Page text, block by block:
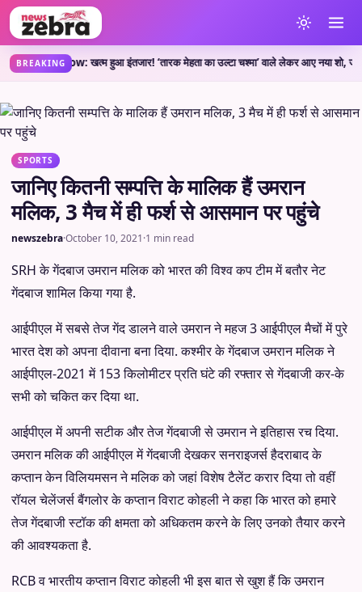
BREAKING
New Show: खत्म हुआ इंतजार! ‘तारक मेहता का उल्टा चश्मा’ वाले लेकर आए नया शो, जानें
SPORTS
जानिए कितनी सम्पत्ति के मालिक हैं उमरान
मलिक, 3 मैच में ही फर्श से आसमान पर पहुंचे
newszebra·October 10, 2021·1 min read
SRH के गेंदबाज उमरान मलिक को भारत की विश्व कप टीम में बतौर नेट
गेंदबाज शामिल किया गया है.
आईपीएल में सबसे तेज गेंद डालने वाले उमरान ने महज 3 आईपीएल मैचों में पुरे
भारत देश को अपना दीवाना बना दिया. कश्मीर के गेंदबाज उमरान मलिक ने
आईपीएल-2021 में 153 किलोमीटर प्रति घंटे की रफ्तार से गेंदबाजी कर-के
सभी को चकित कर दिया था.
आईपीएल में अपनी सटीक और तेज गेंदबाजी से उमरान ने इतिहास रच दिया.
उमरान मलिक की आईपीएल में गेंदबाजी देखकर सनराइजर्स हैदराबाद के
कप्तान केन विलियमसन ने मलिक को जहां विशेष टैलेंट करार दिया तो वहीं
रॉयल चेलेंजर्स बैंगलोर के कप्तान विराट कोहली ने कहा कि भारत को हमारे
तेज गेंदबाजी स्टॉक की क्षमता को अधिकतम करने के लिए उनको तैयार करने
की आवश्यकता है.
RCB व भारतीय कप्तान विराट कोहली भी इस बात से खुश हैं कि उमरान